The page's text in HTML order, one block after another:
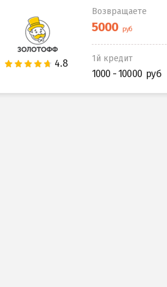
Возвращаете
1й кредит
1000 - 10000